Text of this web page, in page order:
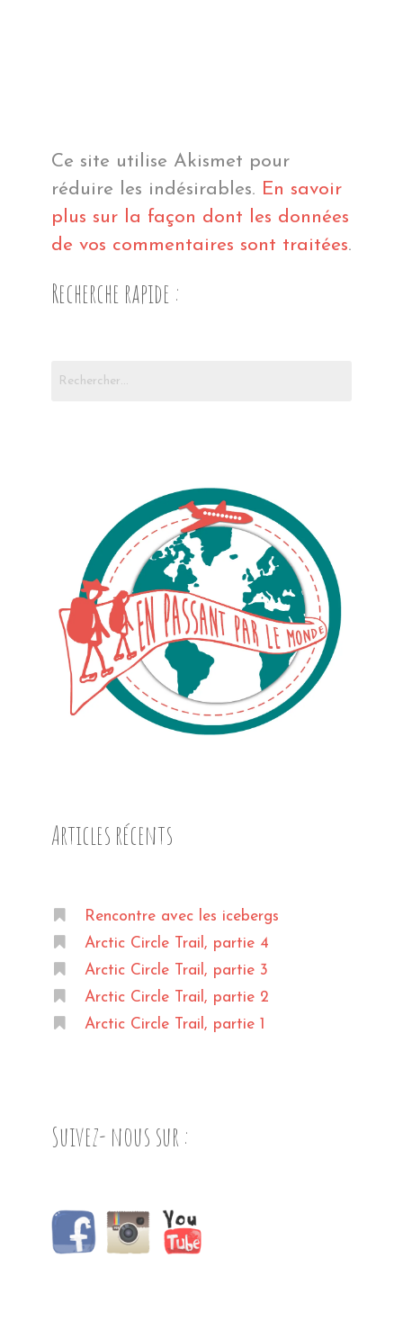
Ce site utilise Akismet pour
réduire les indésirables. En savoir
plus sur la façon dont les données
de vos commentaires sont traitées.
Recherche rapide :
Articles récents
Rencontre avec les icebergs
Arctic Circle Trail, partie 4
Arctic Circle Trail, partie 3
Arctic Circle Trail, partie 2
Arctic Circle Trail, partie 1
Suivez- nous sur :